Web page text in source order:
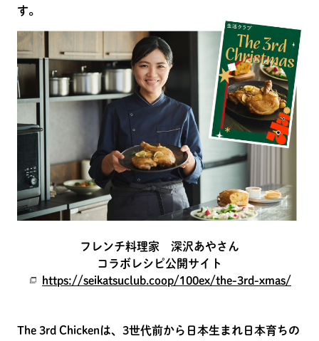
す。
フレンチ料理家 深沢あやさん
コラボレシピ公開サイト
https://seikatsuclub.coop/100ex/the-3rd-xmas/
The 3rd Chickenは、3世代前から日本生まれ日本育ちの